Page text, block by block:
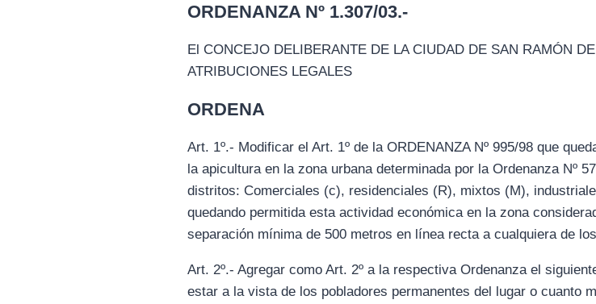
ORDENANZA Nº 1.307/03.-
El CONCEJO DELIBERANTE DE LA CIUDAD DE SAN RAMÓN
ATRIBUCIONES LEGALES
ORDENA
Art. 1º.- Modificar el Art. 1º de la ORDENANZA Nº 995/98 que
la apicultura en la zona urbana determinada por la Ordenanza Nº
distritos: Comerciales (c), residenciales (R), mixtos (M),
quedando permitida esta actividad económica en la zona
separación mínima de 500 metros en línea recta a cualquiera de
Art. 2º.- Agregar como Art. 2º a la respectiva Ordenanza el
estar a la vista de los pobladores permanentes del lugar o cuanto